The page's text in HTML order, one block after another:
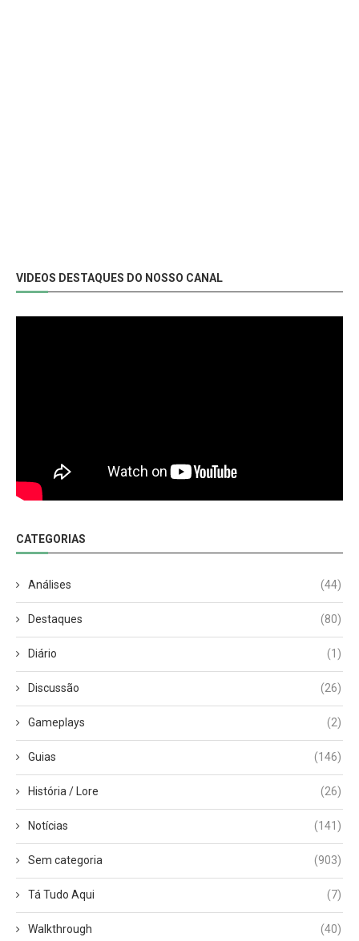
VIDEOS DESTAQUES DO NOSSO CANAL
CATEGORIAS
Análises (44)
Destaques (80)
Diário (1)
Discussão (26)
Gameplays (2)
Guias (146)
História / Lore (26)
Notícias (141)
Sem categoria (903)
Tá Tudo Aqui (7)
Walkthrough (40)